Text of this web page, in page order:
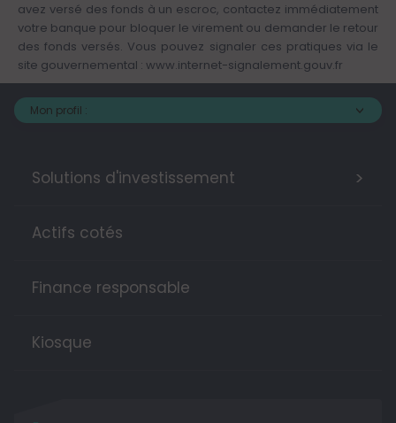
avez versé des fonds à un escroc, contactez immédiatement
votre banque pour bloquer le virement ou demander le retour
des fonds versés. Vous pouvez signaler ces pratiques via le
site gouvernemental : www.internet-signalement.gouv.fr
Mon profil :
Solutions d'investissement >
Actifs cotés
Finance responsable
Kiosque